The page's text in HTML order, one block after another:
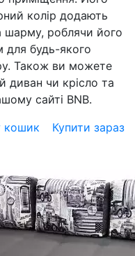
колір додають
шарму, роблячи його
для будь-якого
Також ви можете
диван чи крісло та
сайті BNB.
кошик Купити зараз